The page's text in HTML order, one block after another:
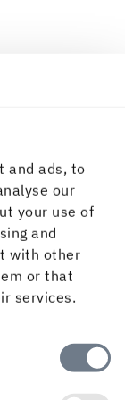
and ads, to
our
your use of
and
with other
or that
services.
um
Etiketten,
als beim
ein Bogen
um einen
auf die